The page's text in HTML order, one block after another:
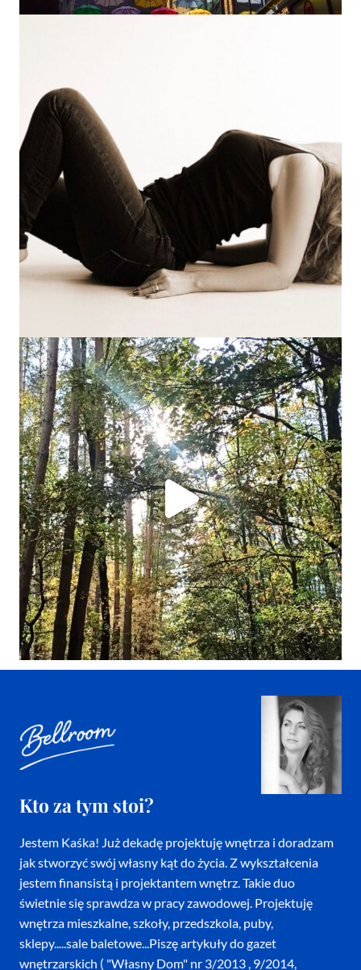
Kto za tym stoi?
Jestem Kaśka! Już dekadę projektuję wnętrza i doradzam
jak stworzyć swój własny kąt do życia. Z wykształcenia
jestem finansistą i projektantem wnętrz. Takie duo
świetnie się sprawdza w pracy zawodowej. Projektuję
wnętrza mieszkalne, szkoły, przedszkola, puby,
sklepy.....sale baletowe...Piszę artykuły do gazet
wnętrzarskich ( "Własny Dom" nr 3/2013 , 9/2014,